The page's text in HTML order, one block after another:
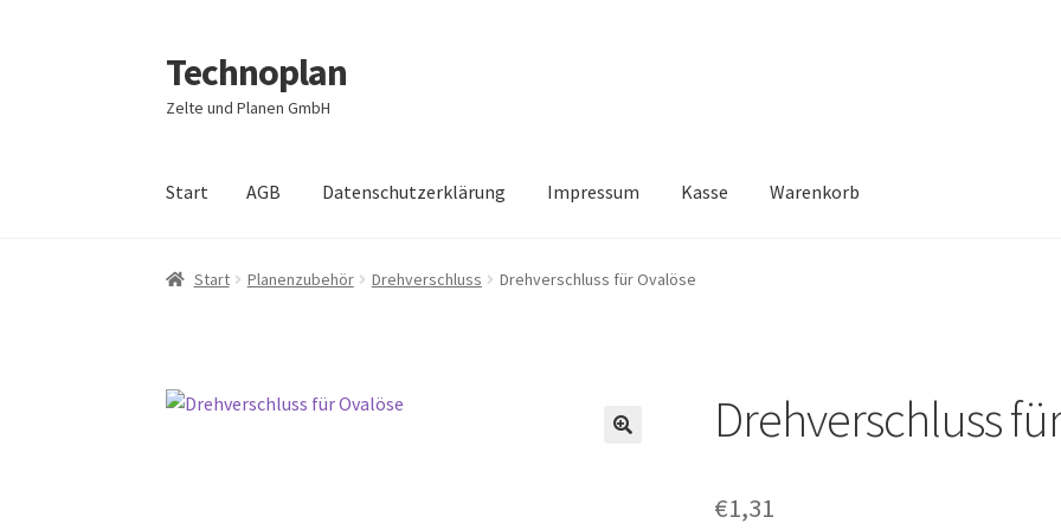
Zur
Navigation
springen
Zum
Inhalt
springen
Technoplan
Zelte und Planen GmbH
Start AGB Datenschutzerklärung Impressum Kasse Warenkorb
Start AGB Datenschutzerklärung Impressum Kasse Warenkorb
Start Planenzubehör Drehverschluss Drehverschluss für Ovalöse
Drehverschluss
€1,31